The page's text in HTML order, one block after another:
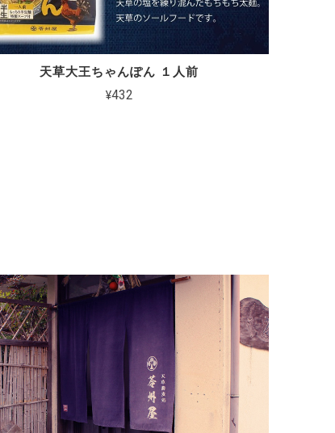
天草大王ちゃんぽん １人前
¥432